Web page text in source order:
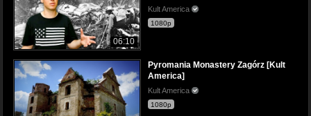
06:10
Kult America
1080p
Pyromania Monastery Zagórz [Kult
America]
Kult America
1080p